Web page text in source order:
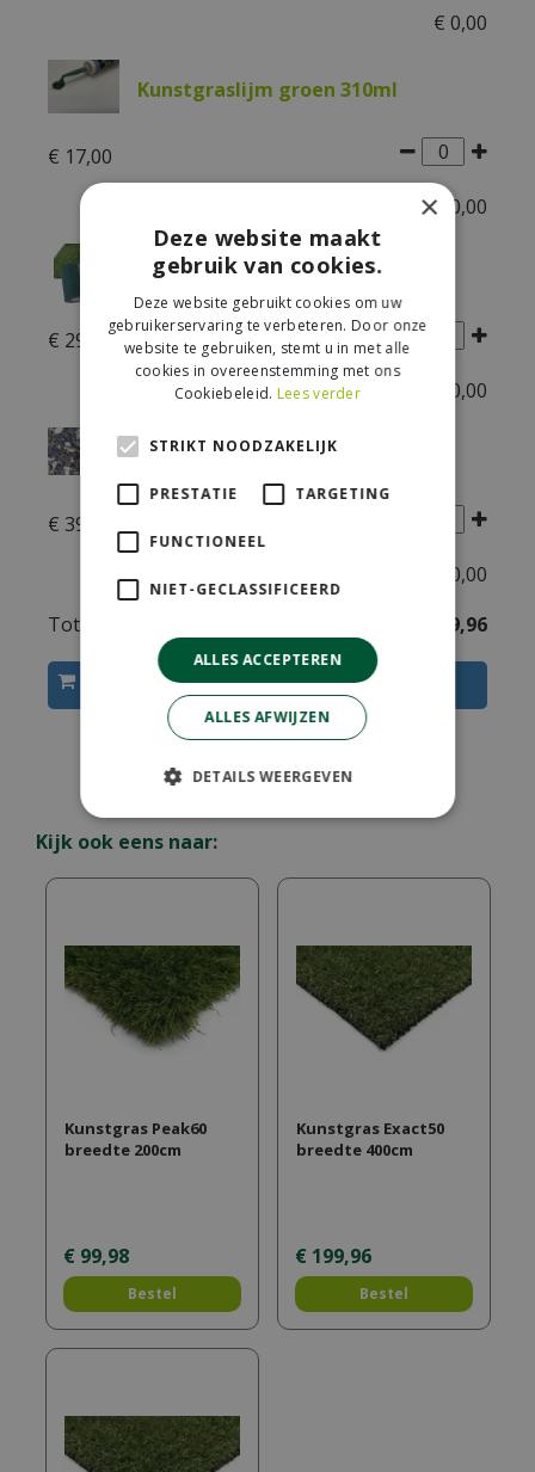
€ 0,00
Kunstgraslijm groen 310ml
€ 17,00
€ 0,00
Lijmband zelfklevend 5m
€ 29
99
0,00
Schockpad 225x90x2,3
€ 39
0,00
Totaal
199,96
Kijk ook eens naar:
Kunstgras Peak60
breedte 200cm
€ 99,98
Bestel
Kunstgras Exact50
breedte 400cm
€ 199,96
Bestel
×
Deze website maakt
gebruik van cookies.
Deze website gebruikt cookies om uw
gebruikerservaring te verbeteren. Door onze
website te gebruiken, stemt u in met alle
cookies in overeenstemming met ons
Cookiebeleid. Lees verder
STRIKT NOODZAKELIJK
PRESTATIE TARGETING
FUNCTIONEEL
NIET-GECLASSIFICEERD
ALLES ACCEPTEREN
ALLES AFWIJZEN
DETAILS WEERGEVEN